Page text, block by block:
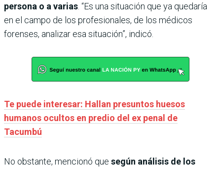
persona o a varias . “Es una situación que ya quedaría
en el campo de los profesionales, de los médicos
forenses, analizar esa situación”, indicó.
Te puede interesar: Hallan presuntos huesos
humanos ocultos en predio del ex penal de
Tacumbú
No obstante, mencionó que según análisis de los